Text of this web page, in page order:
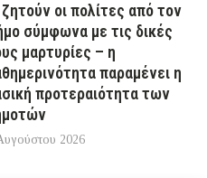
ζητούν οι πολίτες από τον
σύμφωνα με τις δικές
μαρτυρίες – η
παραμένει η
προτεραιότητα των
2026